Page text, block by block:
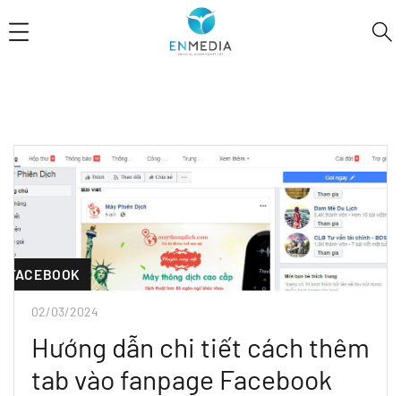
FACEBOOK
02/03/2024
Hướng dẫn chi tiết cách thêm
tab vào fanpage Facebook